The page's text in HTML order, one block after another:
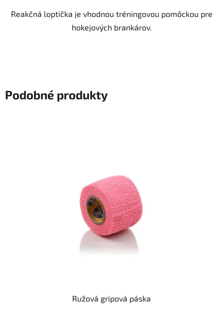
Reakčná loptička je vhodnou tréningovou pomôckou pre
hokejových brankárov.
Podobné produkty
Ružová gripová páska